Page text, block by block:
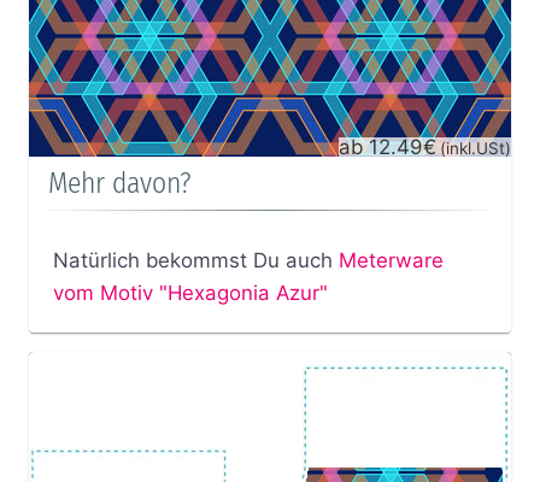
ab 12.49€ (inkl.USt)
Mehr davon?
Natürlich bekommst Du auch Meterware
vom Motiv "Hexagonia Azur"